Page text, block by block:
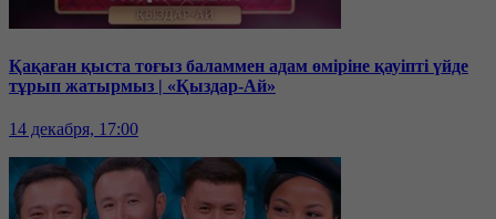
Қақаған қыста тоғыз баламмен адам өміріне қауіпті үйде
тұрып жатырмыз | «Қыздар-Ай»
14 декабря, 17:00